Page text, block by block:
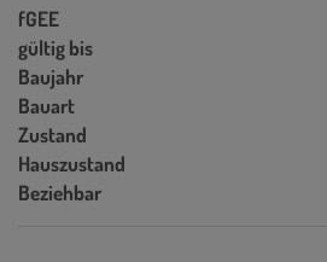
fGEE
gültig bis
Baujahr
Bauart
Zustand
Hauszustand
Beziehbar